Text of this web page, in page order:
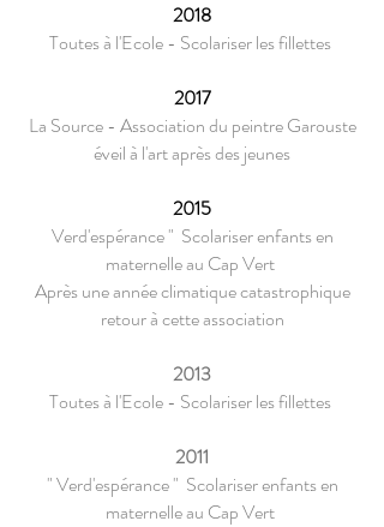
2018
Toutes à l'Ecole - Scolariser les fillettes
2017
La Source - Association du peintre Garouste
éveil à l'art après des jeunes
2015
Verd'espérance " Scolariser enfants en
maternelle au Cap Vert
Après une année climatique catastrophique
retour à cette association
2013
Toutes à l'Ecole - Scolariser les fillettes
2011
" Verd'espérance " Scolariser enfants en
maternelle au Cap Vert